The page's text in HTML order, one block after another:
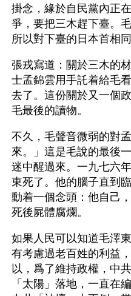
掛念，緣於自民黨內正
爭，要把三木趕下臺。
所以對下臺的日本首相
張戎寫道：關於三木的
士孟錦雲用手託着給毛
去了。這份關於又一個
毛最後的讀物。
不久，毛聲音微弱的對
來。」這是毛說的最後
迷中醒過來。一九七六
東死了。他的腦子直到
動着一個念頭：他自己
死後屍體腐爛。
如果人民可以知道毛澤
有考慮過老百姓的利益
以，爲了維持政權，中
「太陽」落地，一直在